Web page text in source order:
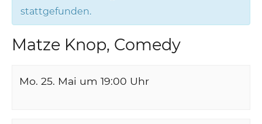
stattgefunden.
Matze Knop, Comedy
Mo. 25. Mai um 19:00 Uhr